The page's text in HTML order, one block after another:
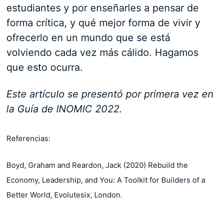
estudiantes y por enseñarles a pensar de
forma crítica, y qué mejor forma de vivir y
ofrecerlo en un mundo que se está
volviendo cada vez más cálido. Hagamos
que esto ocurra.
Este artículo se presentó por primera vez en
la Guía de INOMIC 2022.
Referencias:
Boyd, Graham and Reardon, Jack (2020) Rebuild the
Economy, Leadership, and You: A Toolkit for Builders of a
Better World, Evolutesix, London.